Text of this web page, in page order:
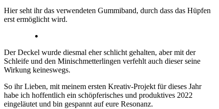
Hier seht ihr das verwendeten Gummiband, durch dass das Hüpfen
erst ermöglicht wird.
Der Deckel wurde diesmal eher schlicht gehalten, aber mit der
Schleife und den Minischmetterlingen verfehlt auch dieser seine
Wirkung keineswegs.
So ihr Lieben, mit meinem ersten Kreativ-Projekt für dieses Jahr
habe ich hoffentlich ein schöpferisches und produktives 2022
eingeläutet und bin gespannt auf eure Resonanz.